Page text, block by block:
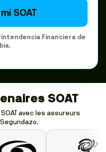
SOAT
Financiera de
SOAT
avec les assureurs